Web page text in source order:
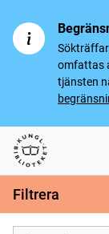
omfattas
tjänsten
Svenska tidningar
Filtrera